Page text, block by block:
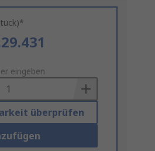
eingeben
überprüfen